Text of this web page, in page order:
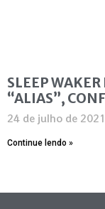
SLEEP
“ALIAS”,
24 de julho de 2021
Continue lendo »